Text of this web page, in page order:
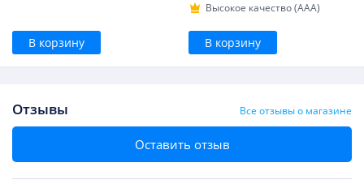
В корзину
Высокое качество (AAA)
В корзину
Отзывы Все отзывы о магазине
Оставить отзыв